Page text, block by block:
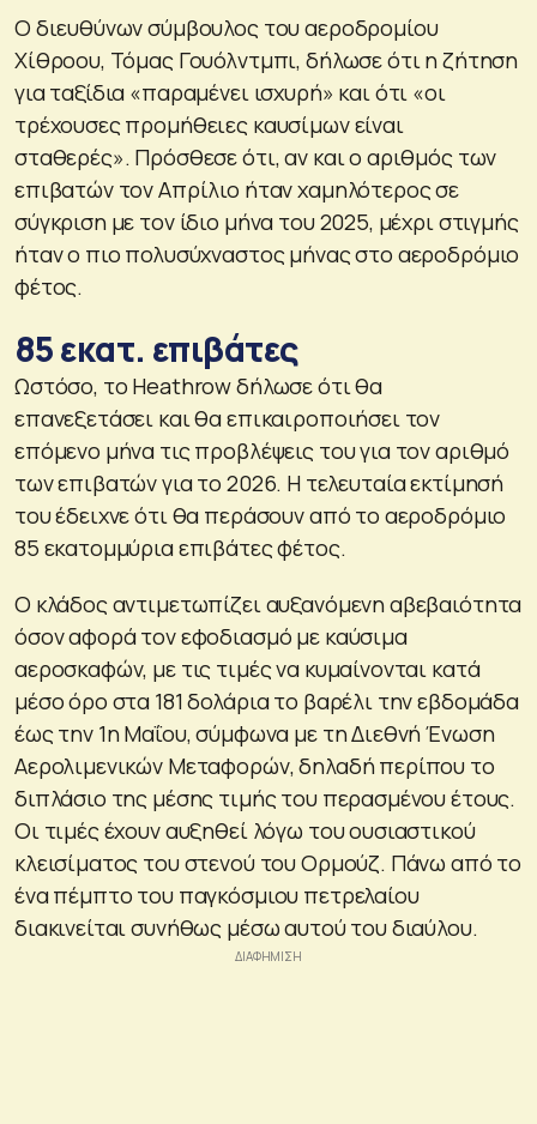
Ο διευθύνων σύμβουλος του αεροδρομίου
Χίθροου, Τόμας Γουόλντμπι, δήλωσε ότι η ζήτηση
για ταξίδια «παραμένει ισχυρή» και ότι «οι
τρέχουσες προμήθειες καυσίμων είναι
σταθερές». Πρόσθεσε ότι, αν και ο αριθμός των
επιβατών τον Απρίλιο ήταν χαμηλότερος σε
σύγκριση με τον ίδιο μήνα του 2025, μέχρι στιγμής
ήταν ο πιο πολυσύχναστος μήνας στο αεροδρόμιο
φέτος.
85 εκατ. επιβάτες
Ωστόσο, το Heathrow δήλωσε ότι θα
επανεξετάσει και θα επικαιροποιήσει τον
επόμενο μήνα τις προβλέψεις του για τον αριθμό
των επιβατών για το 2026. Η τελευταία εκτίμησή
του έδειχνε ότι θα περάσουν από το αεροδρόμιο
85 εκατομμύρια επιβάτες φέτος.
Ο κλάδος αντιμετωπίζει αυξανόμενη αβεβαιότητα
όσον αφορά τον εφοδιασμό με καύσιμα
αεροσκαφών, με τις τιμές να κυμαίνονται κατά
μέσο όρο στα 181 δολάρια το βαρέλι την εβδομάδα
έως την 1η Μαΐου, σύμφωνα με τη Διεθνή Ένωση
Αερολιμενικών Μεταφορών, δηλαδή περίπου το
διπλάσιο της μέσης τιμής του περασμένου έτους.
Οι τιμές έχουν αυξηθεί λόγω του ουσιαστικού
κλεισίματος του στενού του Ορμούζ. Πάνω από το
ένα πέμπτο του παγκόσμιου πετρελαίου
διακινείται συνήθως μέσω αυτού του διαύλου.